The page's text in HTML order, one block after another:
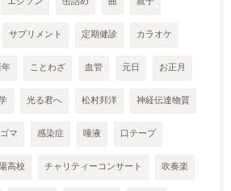
サプリメント 定期健診 カラオケ
ことわざ 血管 元日 お正月
光る君へ 松村邦洋 神経伝達物質
ゴマ 感染症 唾液 口テープ
高校 チャリティーコンサート 吹奏楽